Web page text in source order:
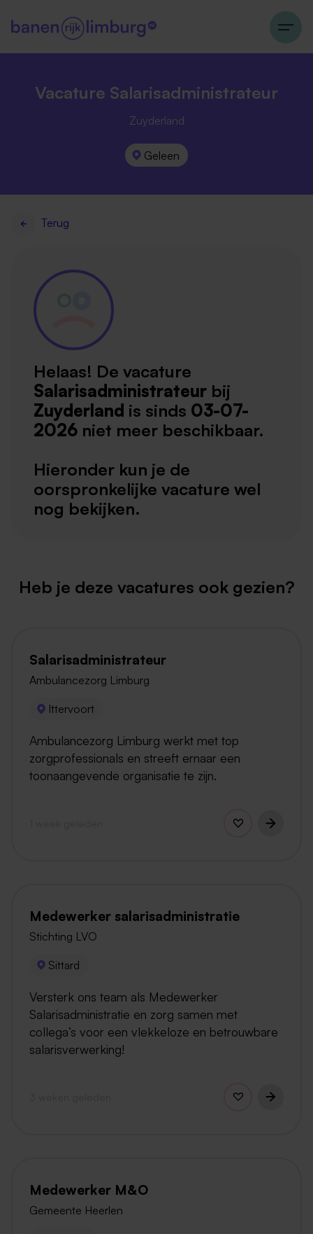
Vacature Salarisadministrateur
Zuyderland
Geleen
Terug
Helaas! De vacature
Salarisadministrateur bij
Zuyderland is sinds 03-07-
2026 niet meer beschikbaar.
Hieronder kun je de
oorspronkelijke vacature wel
nog bekijken.
Heb je deze vacatures ook gezien?
Salarisadministrateur
Ambulancezorg Limburg
Ittervoort
Ambulancezorg Limburg werkt met top
zorgprofessionals en streeft ernaar een
toonaangevende organisatie te zijn.
Medewerker salarisadministratie
Stichting LVO
Sittard
Versterk ons team als Medewerker
Salarisadministratie en zorg samen met
collega’s voor een vlekkeloze en betrouwbare
salarisverwerking!
Medewerker M&O
Gemeente Heerlen